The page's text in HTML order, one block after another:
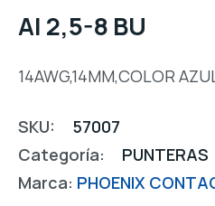
AI 2,5-8 BU
14AWG,14MM,COLOR
SKU:
57007
Categoría:
PUNTERAS
Marca: PHOENIX